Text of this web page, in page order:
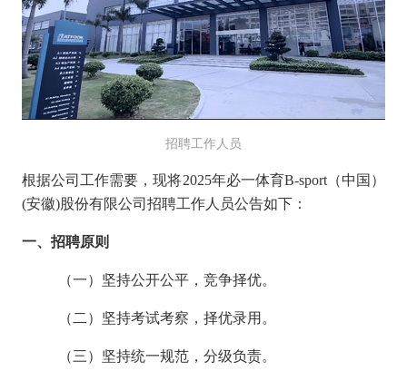
招聘工作人员
根据公司工作需要，现将2025年必一体育B-sport（中国）
(安徽)股份有限公司招聘工作人员公告如下：
一、招聘原则
（一）坚持公开公平，竞争择优。
（二）坚持考试考察，择优录用。
（三）坚持统一规范，分级负责。